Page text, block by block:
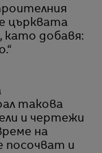
църквата
като добавя:
такова
и чертежи
на
посочват и